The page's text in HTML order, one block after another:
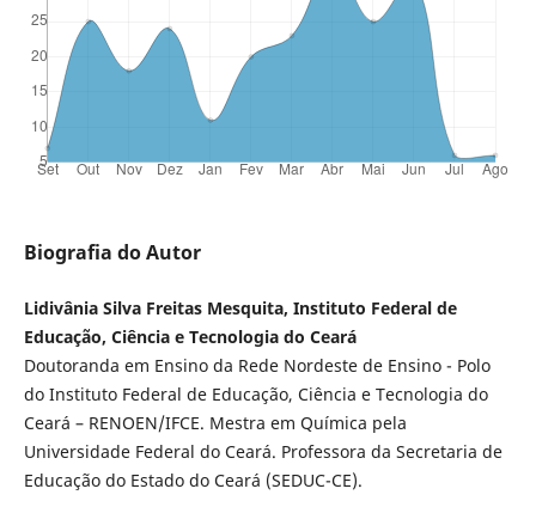
Biografia do Autor
Lidivânia Silva Freitas Mesquita, Instituto Federal de
Educação, Ciência e Tecnologia do Ceará
Doutoranda em Ensino da Rede Nordeste de Ensino - Polo
do Instituto Federal de Educação, Ciência e Tecnologia do
Ceará – RENOEN/IFCE. Mestra em Química pela
Universidade Federal do Ceará. Professora da Secretaria de
Educação do Estado do Ceará (SEDUC-CE).